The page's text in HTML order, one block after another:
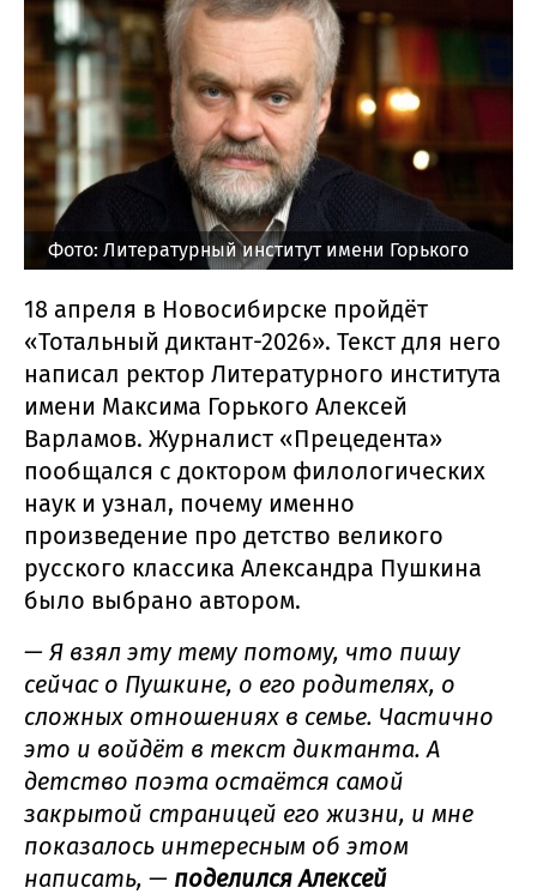
Фото: Литературный институт имени Горького
18 апреля в Новосибирске пройдёт
«Тотальный диктант-2026». Текст для него
написал ректор Литературного института
имени Максима Горького Алексей
Варламов. Журналист «Прецедента»
пообщался с доктором филологических
наук и узнал, почему именно
произведение про детство великого
русского классика Александра Пушкина
было выбрано автором.
— Я взял эту тему потому, что пишу
сейчас о Пушкине, о его родителях, о
сложных отношениях в семье. Частично
это и войдёт в текст диктанта. А
детство поэта остаётся самой
закрытой страницей его жизни, и мне
показалось интересным об этом
написать, — поделился Алексей